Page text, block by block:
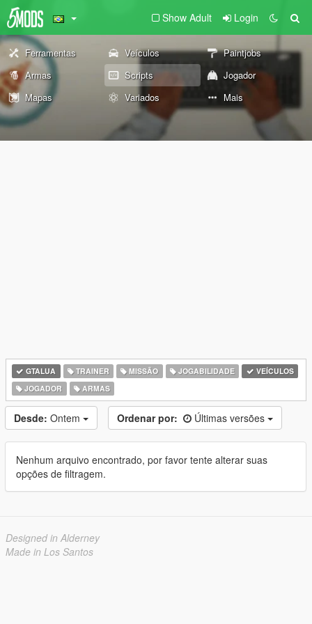
Show Adult Login
Ferramentas Veículos
Paintjobs
Armas
Scripts
Jogador
Mapas
Variados Mais
GTALUA TRAINER MISSÃO JOGABILIDADE
VEÍCULOS
JOGADOR
ARMAS
Desde: Ontem Ordenar por: Últimas versões
Nenhum arquivo encontrado, por favor tente alterar suas
opções de filtragem.
Designed in Alderney
Made in Los Santos